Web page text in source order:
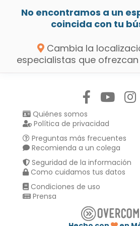
No encontramos a un
coincida con tu
Cambia la
especialistas que
Quiénes somos
Política de privacidad
Preguntas más frecuentes
Recomienda a un colega
Seguridad de la información
Como cuidamos tus datos
Condiciones de uso
Prensa